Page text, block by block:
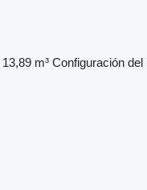
13,89 m³ Configuración del